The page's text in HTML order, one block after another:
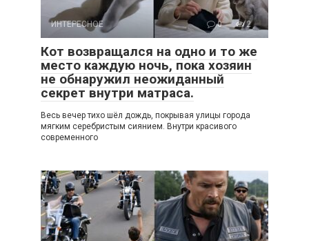
ИНТЕРЕСНОЕ 0 2
Кот возвращался на одно и то же
место каждую ночь, пока хозяин
не обнаружил неожиданный
секрет внутри матраса.
Весь вечер тихо шёл дождь, покрывая улицы города
мягким серебристым сиянием. Внутри красивого
современного